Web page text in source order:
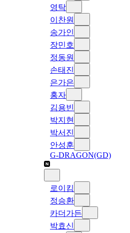
영탁
이찬원
송가인
장민호
정동원
손태진
은가은
홍자
김용빈
박지현
박서진
안성훈
G-DRAGON(GD)
로이킴
정승환
카더가든
박효신